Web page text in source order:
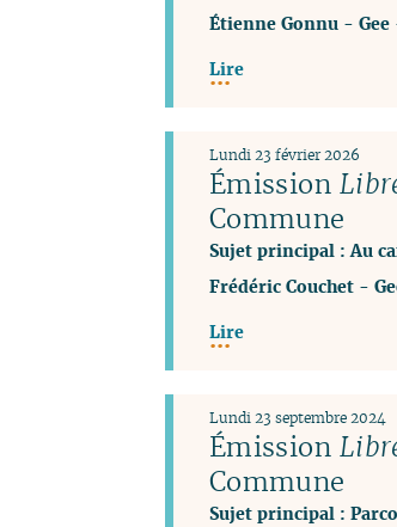
Étienne Gonnu- Gee
Lire
Émission
Commune
Sujet principal : Au
Lundi 23 février 2026
Frédéric Couchet-
Lire
Émission
Commune
Sujet principal :
Lundi 23 septembre 2024